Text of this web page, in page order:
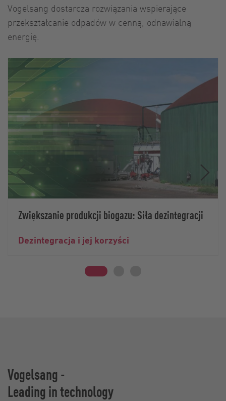
Vogelsang dostarcza rozwiązania wspierające
przekształcanie odpadów w cenną, odnawialną
energię.
Zwiększanie produkcji biogazu: Siła dezintegracji
Dezintegracja i jej korzyści
Vogelsang -
Leading in technology